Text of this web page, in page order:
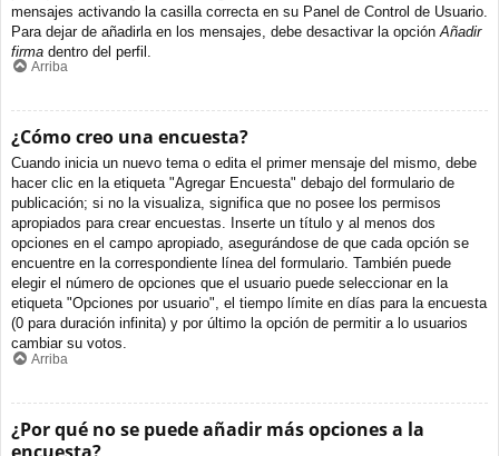
mensajes activando la casilla correcta en su Panel de Control de Usuario.
Para dejar de añadirla en los mensajes, debe desactivar la opción Añadir
firma dentro del perfil.
Arriba
¿Cómo creo una encuesta?
Cuando inicia un nuevo tema o edita el primer mensaje del mismo, debe
hacer clic en la etiqueta "Agregar Encuesta" debajo del formulario de
publicación; si no la visualiza, significa que no posee los permisos
apropiados para crear encuestas. Inserte un título y al menos dos
opciones en el campo apropiado, asegurándose de que cada opción se
encuentre en la correspondiente línea del formulario. También puede
elegir el número de opciones que el usuario puede seleccionar en la
etiqueta "Opciones por usuario", el tiempo límite en días para la encuesta
(0 para duración infinita) y por último la opción de permitir a lo usuarios
cambiar su votos.
Arriba
¿Por qué no se puede añadir más opciones a la